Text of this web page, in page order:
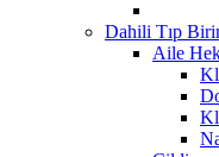
Dahili Tıp
Aile